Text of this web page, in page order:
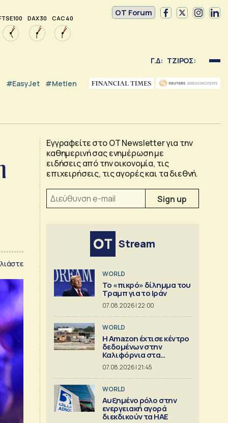
100 DAX 30 CAC 40
OT Forum
Γ.Δ: ΤΖΙΡΟΣ:
#EasyJet #Metlen
Εγγραφείτε στο OT Newsletter για την
καθημερινή σας ενημέρωση με
ειδήσεις από την οικονομία, τις
επιχειρήσεις, τις αγορές και τα διεθνή.
Stream
WORLD
Το «πικρό» δίλημμα του
Τραμπ για το Ιράν
07.08.2026 | 22:00
WORLD
Η Amazon έχτισε κέντρο
δεδομένων στην
Καλιφόρνια στα
«μουλωχτά»
07.08.2026 | 21:45
WORLD
Αυξημένο ρόλο στην
ενεργειακή αγορά
διεκδικούν τα ΗΑΕ